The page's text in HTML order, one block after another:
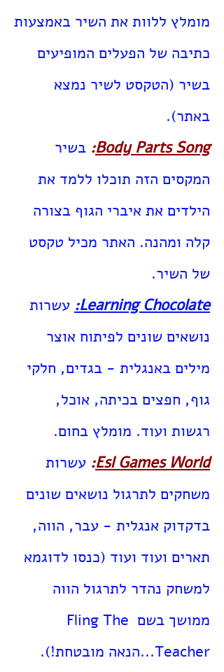
מומלץ ללוות את השיר באמצעות
כתיבה של הפעלים המופיעים
בשיר (הטקסט לשיר נמצא
באתר).
Body Parts Song
: בשיר
המקסים הזה תוכלו ללמד את
הילדים את איברי הגוף בצורה
קלה ומהנה. האתר מכיל טקסט
של השיר.
Learning Chocolate: עשרות
נושאים שונים לפיתוח אוצר
מילים באנגלית - בגדים, חלקי
גוף, חפצים בכיתה, אוכל,
רגשות ועוד. מומלץ בחום.
Esl Games World
: עשרות
משחקים לתרגול נושאים שונים
בדקדוק אנגלית - עבר, הווה,
תארים ועוד ועוד (כנסו לדוגמא
למשחק נהדר לתרגול הווה
ממושך בשם Fling The
Teacher...הנאה מובטחת!).